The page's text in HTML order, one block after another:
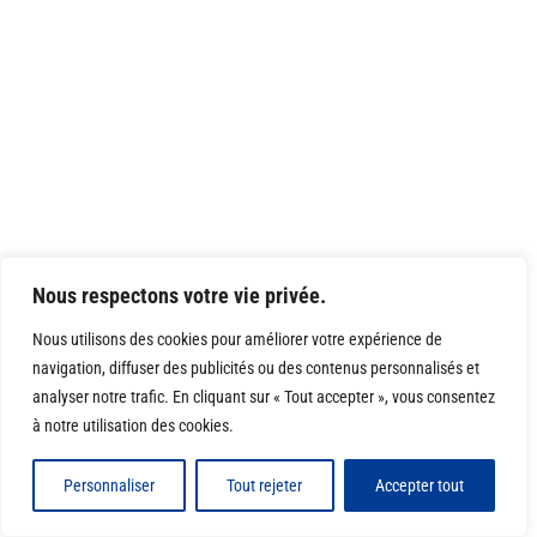
Nous respectons votre vie privée.
Nous utilisons des cookies pour améliorer votre expérience de
navigation, diffuser des publicités ou des contenus personnalisés et
analyser notre trafic. En cliquant sur « Tout accepter », vous consentez
à notre utilisation des cookies.
Personnaliser Tout rejeter Accepter tout